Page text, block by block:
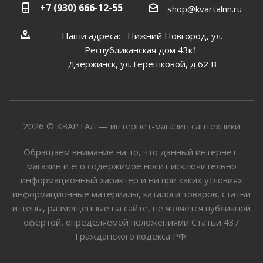
+7 (930) 666-12-55 shop@kvartalnn.ru
Наши адреса: Нижний Новгород, ул.
Республиканская дом 43к1
Дзержинск, ул.Терешковой, д.62 В
2026 © КВАРТАЛ — интернет-магазин сантехники
Обращаем внимание на то, что данный интернет-
магазин и его содержимое носит исключительно
информационный характер и ни при каких условиях
информационные материалы, каталоги товаров, статьи
и цены, размещенные на сайте, не является публичной
офертой, определяемой положениями Статьи 437
Гражданского кодекса РФ.